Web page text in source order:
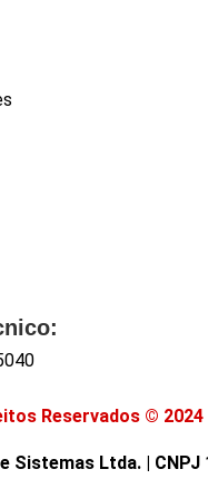
Reservados © 2024
Sistemas Ltda. | CNPJ